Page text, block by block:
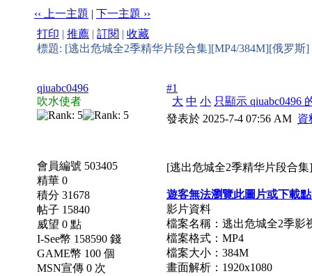
‹‹ 上一主題 | 下一主題 ››
打印 | 推薦 | 訂閱 | 收藏
標題: [逃出危城全2季精华片段合集][MP4/384M][俄罗斯]
qiuabc0496
吹水使者
會員編號 503405
精華 0
積分 31678
帖子 15840
威望 0 點
I-See幣 158590 錢
GAME幣 100 個
MSN宣傳 0 次
#1
大 中 小 只顯示 qiuabc0496
發表於 2025-7-4 07:56 AM 資
[逃出危城全2季精华片段合
遊客無法瀏覽此圖片或下載
影片資料
檔案名稱：逃出危城全2季影
檔案格式：MP4
檔案大小：384M
畫面解析：1920x1080